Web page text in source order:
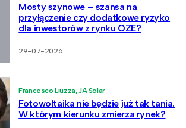
Mosty szynowe – szansa na
przyłączenie czy dodatkowe ryzyko
dla inwestorów z rynku OZE?
29-07-2026
Francesco Liuzza, JA Solar
Fotowoltaika nie będzie już tak tania.
W którym kierunku zmierza rynek?